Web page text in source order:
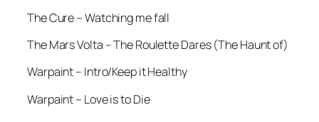
The Cure – Watching me fall
The Mars Volta – The Roulette Dares (The Haunt of)
Warpaint – Intro/Keep it Healthy
Warpaint – Love is to Die